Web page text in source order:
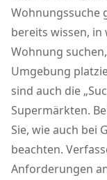
Wohnungssuche
bereits wissen, in
Wohnung
Umgebung
sind auch die
Supermärkten.
Sie, wie auch bei
beachten.
Anforderungen